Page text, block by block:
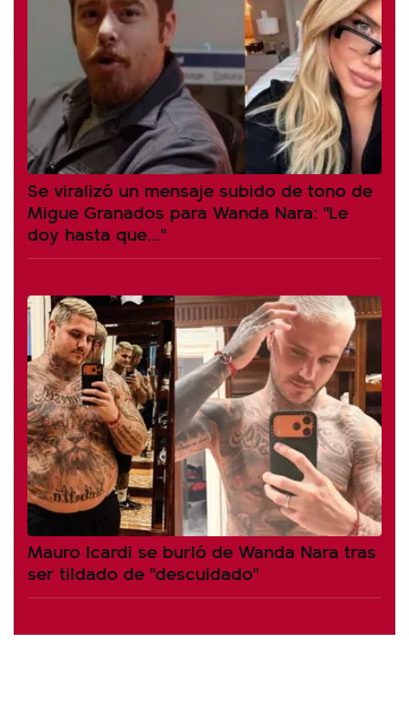
Se viralizó un mensaje subido de tono de
Migue Granados para Wanda Nara: "Le
doy hasta que..."
Mauro Icardi se burló de Wanda Nara tras
ser tildado de "descuidado"